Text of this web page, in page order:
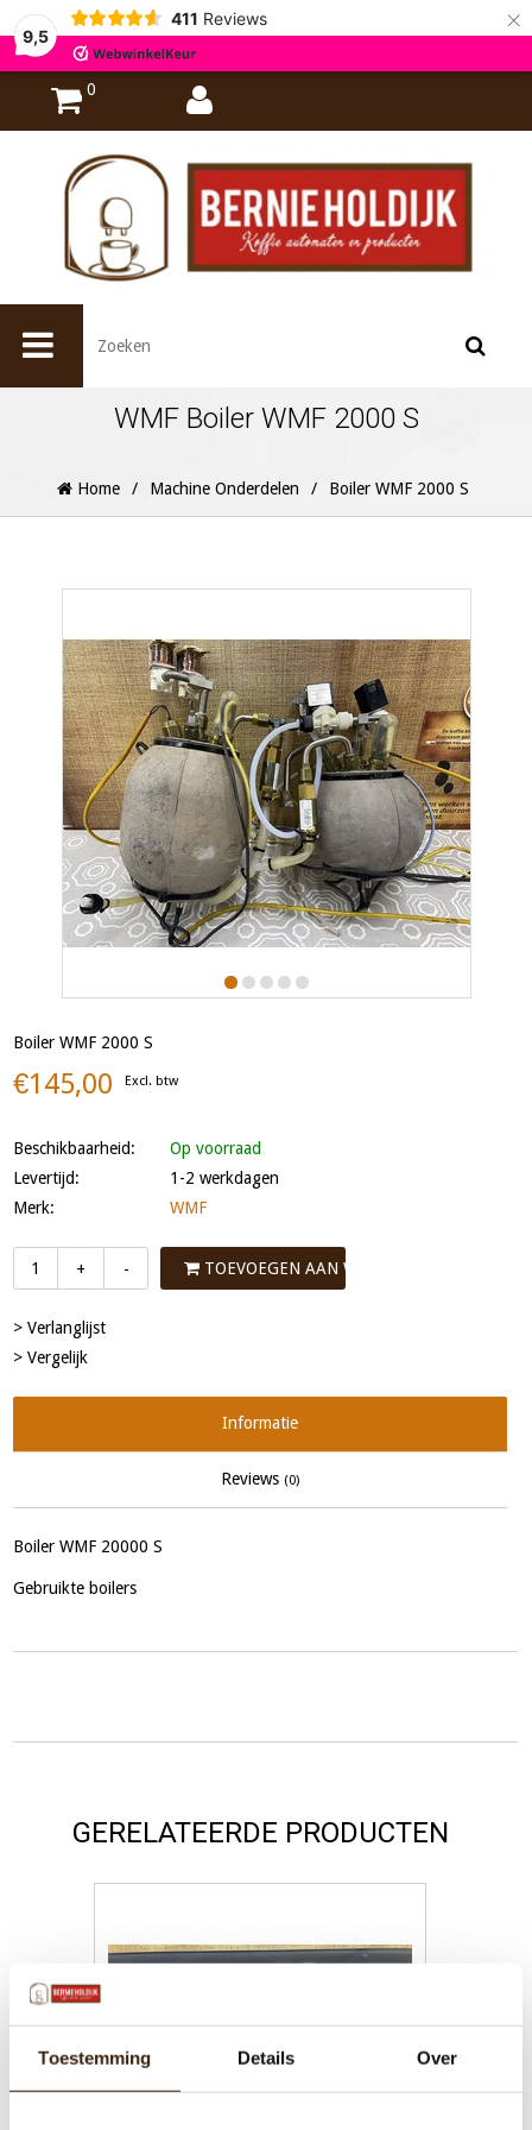
Toestemming Details Over
9,5
411 Reviews ×
0
WMF Boiler WMF 2000 S
Home / Machine Onderdelen / Boiler WMF 2000 S
Boiler WMF 2000 S
€145,00 Excl. btw
Beschikbaarheid:
Op voorraad
Levertijd:
1-2 werkdagen
Merk:
WMF
+ - TOEVOEGEN AAN WINKELWAGEN
> Verlanglijst
> Vergelijk
Informatie
Reviews (0)
Boiler WMF 20000 S
Gebruikte boilers
GERELATEERDE PRODUCTEN